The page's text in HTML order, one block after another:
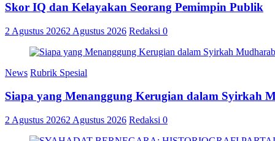
Skor IQ dan Kelayakan Seorang Pemimpin Publik
2 Agustus 20262 Agustus 2026 Redaksi 0
News Rubrik Spesial
Siapa yang Menanggung Kerugian dalam Syirkah
2 Agustus 20262 Agustus 2026 Redaksi 0